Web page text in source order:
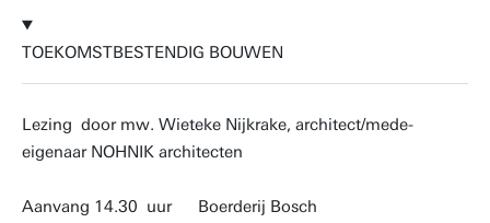
TOEKOMSTBESTENDIG BOUWEN
Lezing door mw. Wieteke Nijkrake, architect/mede-
eigenaar NOHNIK architecten
Aanvang 14.30 uur Boerderij Bosch